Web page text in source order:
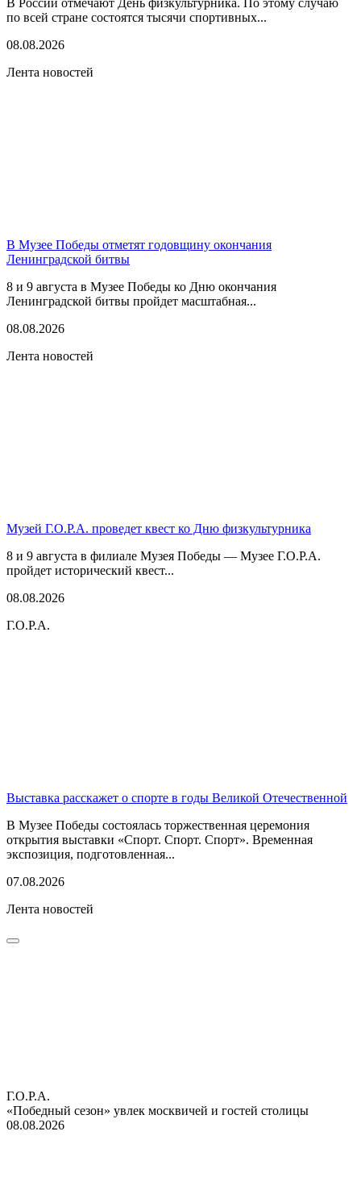
по всей стране состоятся тысячи спортивных...
08.08.2026
Лента новостей
В Музее Победы отметят годовщину окончания
Ленинградской битвы
8 и 9 августа в Музее Победы ко Дню окончания
Ленинградской битвы пройдет масштабная...
08.08.2026
Лента новостей
Музей Г.О.Р.А. проведет квест ко Дню физкультурника
8 и 9 августа в филиале Музея Победы — Музее Г.О.Р.А.
пройдет исторический квест...
08.08.2026
Г.О.Р.А.
Выставка расскажет о спорте в годы Великой Отечественной
В Музее Победы состоялась торжественная церемония
открытия выставки «Спорт. Спорт. Спорт». Временная
экспозиция, подготовленная...
07.08.2026
Лента новостей
Г.О.Р.А.
«Победный сезон» увлек москвичей и гостей столицы
08.08.2026